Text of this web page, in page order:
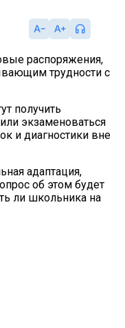
распоряжения,
трудности с
получить
экзаменоваться
и диагностики вне
адаптация,
об этом будет
ли школьника на